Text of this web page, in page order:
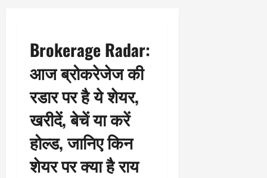
Brokerage Radar:
आज ब्रोकरेजेज की
रडार पर है ये शेयर,
खरीदें, बेचें या करें
होल्ड, जानिए किन
शेयर पर क्या है राय